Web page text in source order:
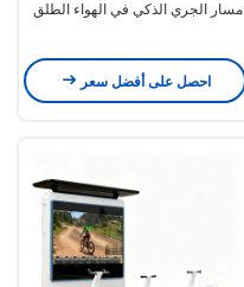
مسار الجري الذكي في الهواء الطلق
احصل على أفضل سعر